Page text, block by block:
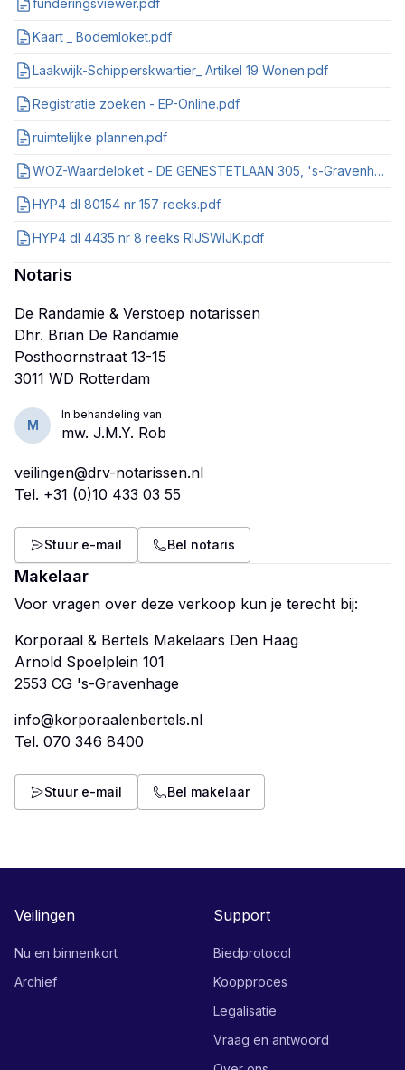
funderingsviewer.pdf
Kaart _ Bodemloket.pdf
Laakwijk-Schipperskwartier_ Artikel 19 Wonen.pdf
Registratie zoeken - EP-Online.pdf
ruimtelijke plannen.pdf
WOZ-Waardeloket - DE GENESTETLAAN 305, 's-Gravenhage.pdf
HYP4 dl 80154 nr 157 reeks.pdf
HYP4 dl 4435 nr 8 reeks RIJSWIJK.pdf
Notaris
De Randamie & Verstoep notarissen
Dhr. Brian De Randamie
Posthoornstraat 13-15
M
In behandeling van
mw. J.M.Y. Rob
veilingen@drv-notarissen.nl
Tel. +31 (0)10 433 03 55
Stuur e-mail Bel notaris
Makelaar
Voor vragen over deze verkoop kun je terecht bij:
Korporaal & Bertels Makelaars Den Haag
Arnold Spoelplein 101
info@korporaalenbertels.nl
Tel. 070 346 8400
Stuur e-mail Bel makelaar
Veilingen
Nu en binnenkort
Archief
Support
Biedprotocol
Koopproces
Legalisatie
Vraag en antwoord